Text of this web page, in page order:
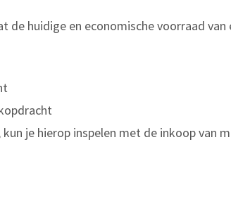
de huidige en economische voorraad
je hierop inspelen met de inkoop van